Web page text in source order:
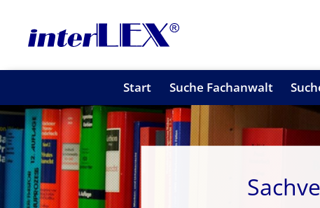
Start Suche Fachanwalt